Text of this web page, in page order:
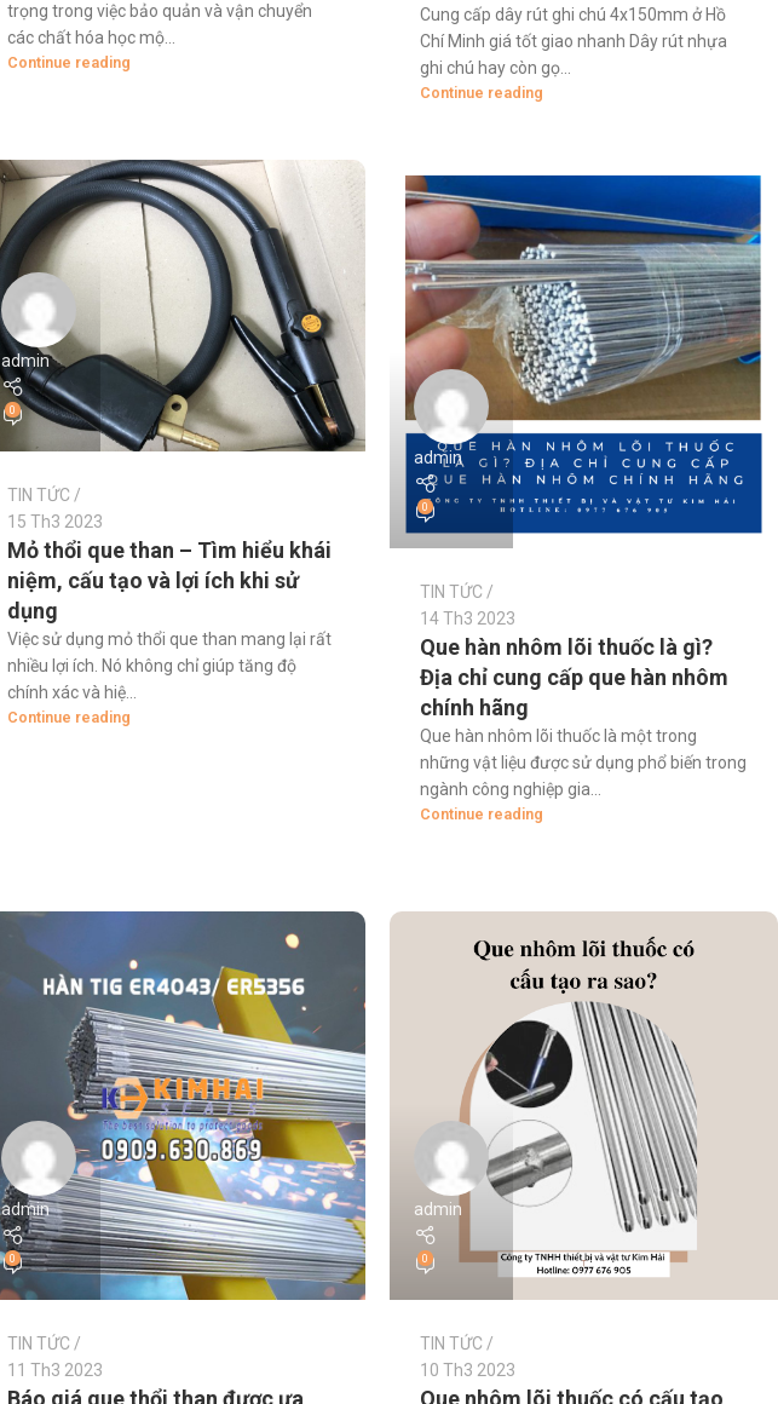
trọng trong việc bảo quản và vận chuyển
các chất hóa học mộ...
Continue reading
Cung cấp dây rút ghi chú 4x150mm ở Hồ
Chí Minh giá tốt giao nhanh Dây rút nhựa
ghi chú hay còn gọ...
Continue reading
admin
0
TIN TỨC
15 Th3 2023
Mỏ thổi que than – Tìm hiểu khái
niệm, cấu tạo và lợi ích khi sử
dụng
Việc sử dụng mỏ thổi que than mang lại rất
nhiều lợi ích. Nó không chỉ giúp tăng độ
chính xác và hiệ...
Continue reading
admin
0
TIN TỨC
14 Th3 2023
Que hàn nhôm lõi thuốc là gì?
Địa chỉ cung cấp que hàn nhôm
chính hãng
Que hàn nhôm lõi thuốc là một trong
những vật liệu được sử dụng phổ biến trong
ngành công nghiệp gia...
Continue reading
admin
0
TIN TỨC
11 Th3 2023
Báo giá que thổi than được ưa
admin
0
TIN TỨC
10 Th3 2023
Que nhôm lõi thuốc có cấu tạo